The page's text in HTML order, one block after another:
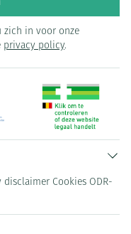
zich in voor onze
privacy policy.
disclaimer Cookies ODR-